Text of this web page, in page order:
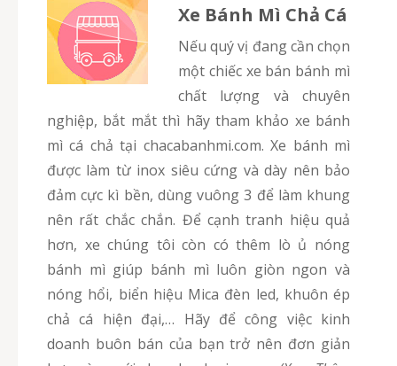
Xe Bánh Mì Chả Cá
Nếu quý vị đang cần chọn
một chiếc xe bán bánh mì
chất lượng và chuyên
nghiệp, bắt mắt thì hãy tham khảo xe bánh
mì cá chả tại chacabanhmi.com. Xe bánh mì
được làm từ inox siêu cứng và dày nên bảo
đảm cực kì bền, dùng vuông 3 để làm khung
nên rất chắc chắn. Để cạnh tranh hiệu quả
hơn, xe chúng tôi còn có thêm lò ủ nóng
bánh mì giúp bánh mì luôn giòn ngon và
nóng hổi, biển hiệu Mica đèn led, khuôn ép
chả cá hiện đại,… Hãy để công việc kinh
doanh buôn bán của bạn trở nên đơn giản